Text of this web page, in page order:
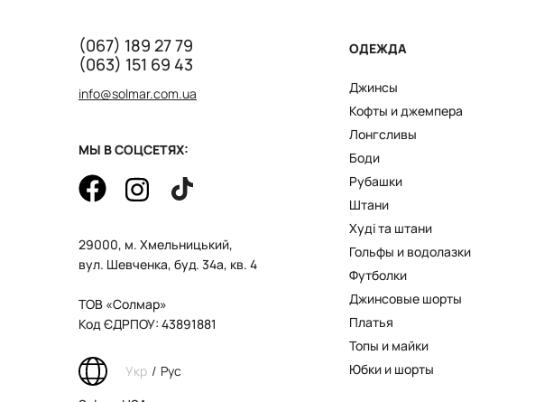
(067) 189 27 79
(063) 151 69 43
info@solmar.com.ua
МЫ В СОЦСЕТЯХ:
29000, м. Хмельницький,
вул. Шевченка, буд. 34а, кв. 4
ТОВ «Солмар»
Код ЄДРПОУ: 43891881
Укр / Рус
ОДЕЖДА
Джинсы
Кофты и джемпера
Лонгсливы
Боди
Рубашки
Штани
Худі та штани
Гольфы и водолазки
Футболки
Джинсовые шорты
Платья
Топы и майки
Юбки и шорты